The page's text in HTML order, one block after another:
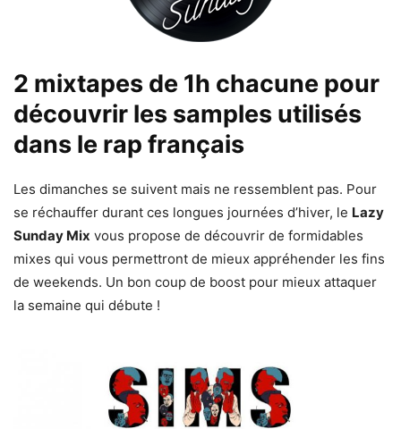
2 mixtapes de 1h chacune pour
découvrir les samples utilisés
dans le rap français
Les dimanches se suivent mais ne ressemblent pas. Pour
se réchauffer durant ces longues journées d’hiver, le Lazy
Sunday Mix vous propose de découvrir de formidables
mixes qui vous permettront de mieux appréhender les fins
de weekends. Un bon coup de boost pour mieux attaquer
la semaine qui débute !